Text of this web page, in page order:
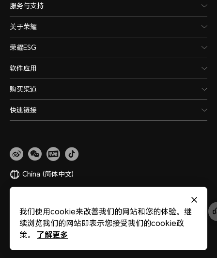
服务与支持
关于荣耀
荣耀ESG
软件应用
购买渠道
快速链接
China (简体中文)
版权所有 © 荣耀终端股份有限公司 2020-2026 保留一切权利。
44030002002883
粤ICP备20047157号
我们使用cookie来改善我们的网站和您的体验。继
续浏览我们的网站即表示您接受我们的cookie政
策。
了解更多